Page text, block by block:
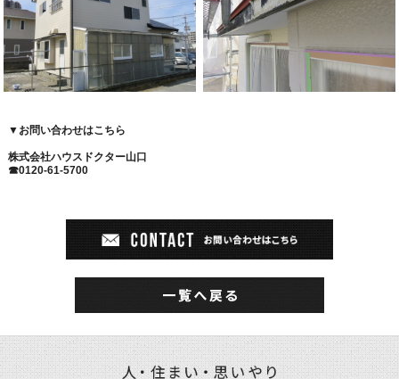
▼ お問い合わせはこちら
株式会社ハウスドクター山口
☎0120-61-5700